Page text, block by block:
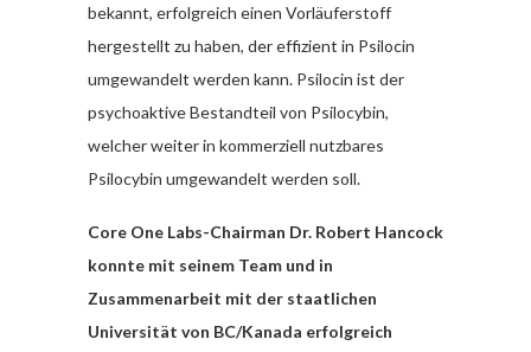
bekannt, erfolgreich einen Vorläuferstoff
hergestellt zu haben, der effizient in Psilocin
umgewandelt werden kann. Psilocin ist der
psychoaktive Bestandteil von Psilocybin,
welcher weiter in kommerziell nutzbares
Psilocybin umgewandelt werden soll.
Core One Labs-Chairman Dr. Robert Hancock
konnte mit seinem Team und in
Zusammenarbeit mit der staatlichen
Universität von BC/Kanada erfolgreich